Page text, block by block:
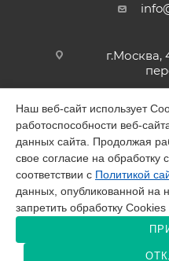
г.Москва,
2026
Наш веб-сайт использует
работоспособности веб-
данных сайта. Продолжая
свое согласие на
соответствии с Политикой
данных, опубликованной
запретить обработку Cookies